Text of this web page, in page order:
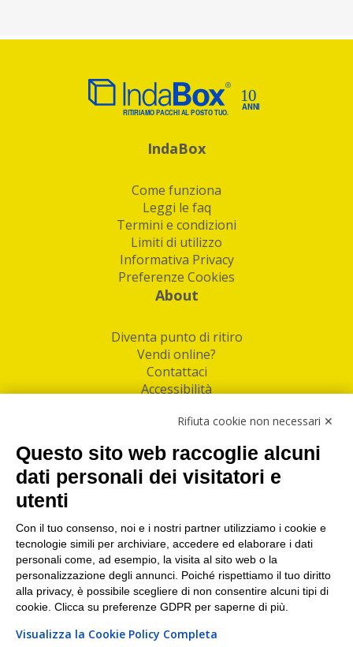
IndaBox
Come funziona
Leggi le faq
Termini e condizioni
Limiti di utilizzo
Informativa Privacy
Preferenze Cookies
About
Diventa punto di ritiro
Vendi online?
Contattaci
Accessibilità
Facebook
Linkedin
I nostri punti di ritiro e spedizione pacchi nelle
maggiori città italiane
Torino|Milano|Roma|Bologna|Firenze| Genova
Napoli|Varese
Rifiuta cookie non necessari ✕
Questo sito web raccoglie alcuni
dati personali dei visitatori e
utenti
Con il tuo consenso, noi e i nostri partner utilizziamo i cookie e
tecnologie simili per archiviare, accedere ed elaborare i dati
personali come, ad esempio, la visita al sito web o la
personalizzazione degli annunci. Poiché rispettiamo il tuo diritto
alla privacy, è possibile scegliere di non consentire alcuni tipi di
cookie. Clicca su preferenze GDPR per saperne di più.
Visualizza la Cookie Policy Completa